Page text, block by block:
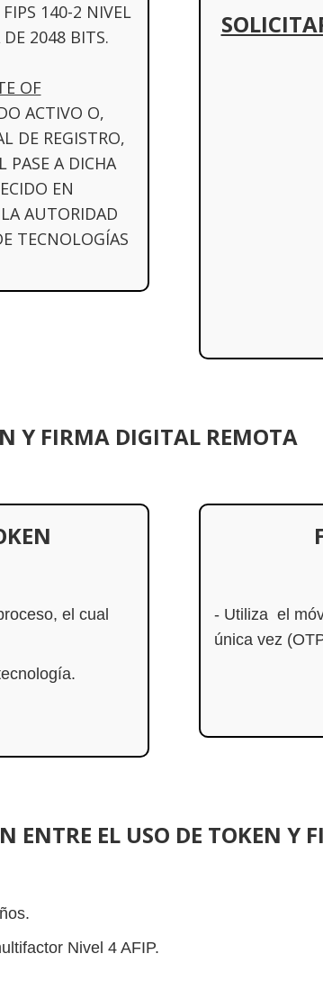
140-2 NIVEL
DE 2048 BITS.
OF
ACTIVO O,
DE REGISTRO,
PASE A DICHA
EN
AUTORIDAD
TECNOLOGÍAS
Y FIRMA DIGITAL REMOTA
el cual
- Utiliza el
única vez
ENTRE EL USO DE TOKEN Y
Nivel 4 AFIP.